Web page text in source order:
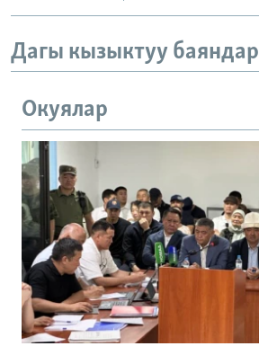
Дагы кызыктуу баяндар
Окуялар